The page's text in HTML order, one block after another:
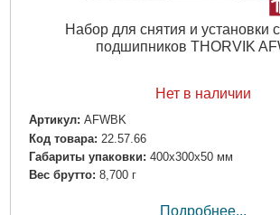
Набор для снятия и установки
подшипников THORVIK
Нет в наличии
Артикул: AFWBK
Код товара: 22.57.66
Габариты упаковки: 400x300x50 мм
Вес брутто: 8,700 г
Подробнее...